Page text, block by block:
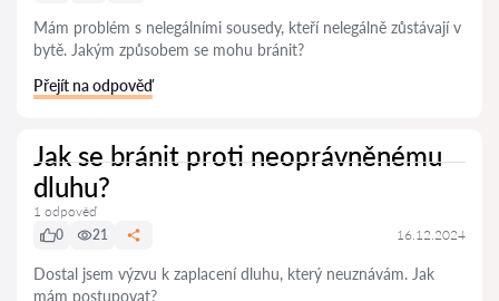
Mám problém s nelegálními sousedy, kteří nelegálně zůstávají v
bytě. Jakým způsobem se mohu bránit?
Přejít na odpověď
Jak se bránit proti neoprávněnému
dluhu?
1 odpověď
0
21 16.12.2024
Dostal jsem výzvu k zaplacení dluhu, který neuznávám. Jak
mám postupovat?